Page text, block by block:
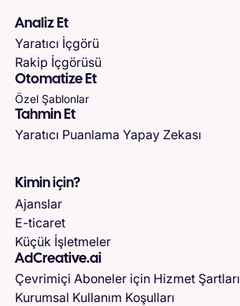
Analiz Et
Yaratıcı İçgörü
Rakip İçgörüsü
Otomatize Et
Özel Şablonlar
Tahmin Et
Yaratıcı Puanlama Yapay Zekası
Kimin için?
Ajanslar
E-ticaret
Küçük İşletmeler
AdCreative.ai
Çevrimiçi Aboneler için Hizmet Şartları
Kurumsal Kullanım Koşulları